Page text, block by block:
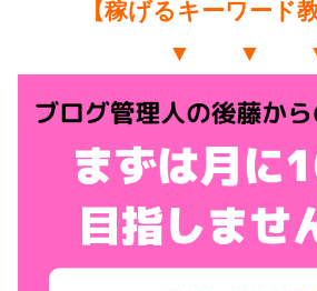
【稼げるキーワード
▼ ▼